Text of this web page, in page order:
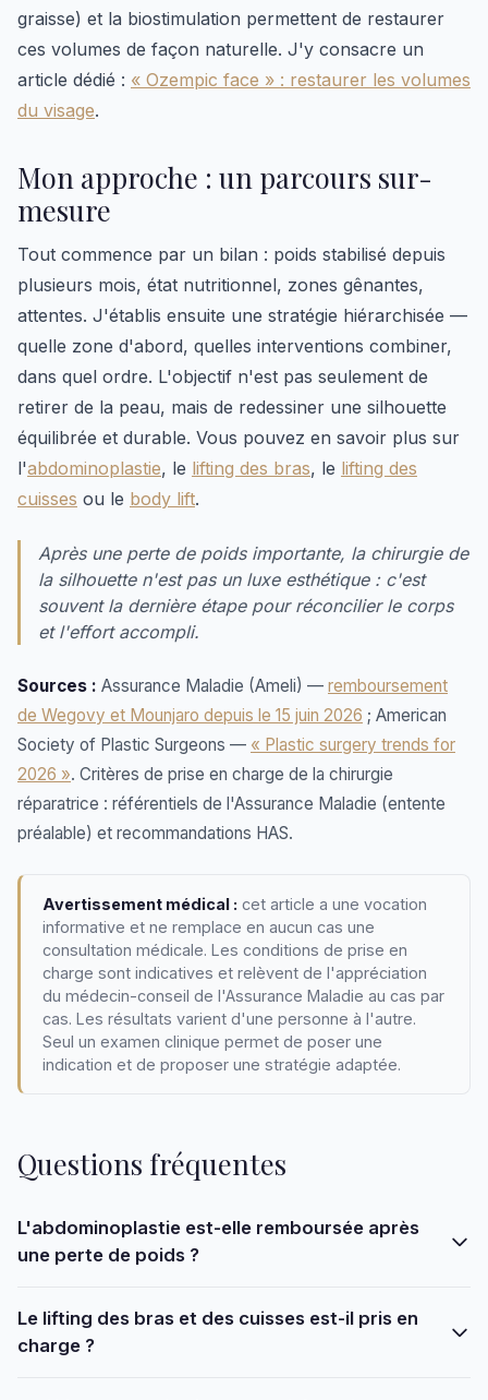
graisse) et la biostimulation permettent de restaurer
ces volumes de façon naturelle. J'y consacre un
article dédié : « Ozempic face » : restaurer les volumes
du visage.
Mon approche : un parcours sur-
mesure
Tout commence par un bilan : poids stabilisé depuis
plusieurs mois, état nutritionnel, zones gênantes,
attentes. J'établis ensuite une stratégie hiérarchisée —
quelle zone d'abord, quelles interventions combiner,
dans quel ordre. L'objectif n'est pas seulement de
retirer de la peau, mais de redessiner une silhouette
équilibrée et durable. Vous pouvez en savoir plus sur
l'abdominoplastie, le lifting des bras, le lifting des
cuisses ou le body lift.
Après une perte de poids importante, la chirurgie de
la silhouette n'est pas un luxe esthétique : c'est
souvent la dernière étape pour réconcilier le corps
et l'effort accompli.
Sources : Assurance Maladie (Ameli) — remboursement
de Wegovy et Mounjaro depuis le 15 juin 2026 ; American
Society of Plastic Surgeons — « Plastic surgery trends for
2026 ». Critères de prise en charge de la chirurgie
réparatrice : référentiels de l'Assurance Maladie (entente
préalable) et recommandations HAS.
Avertissement médical : cet article a une vocation
informative et ne remplace en aucun cas une
consultation médicale. Les conditions de prise en
charge sont indicatives et relèvent de l'appréciation
du médecin-conseil de l'Assurance Maladie au cas par
cas. Les résultats varient d'une personne à l'autre.
Seul un examen clinique permet de poser une
indication et de proposer une stratégie adaptée.
Questions fréquentes
L'abdominoplastie est-elle remboursée après
une perte de poids ?
Le lifting des bras et des cuisses est-il pris en
charge ?